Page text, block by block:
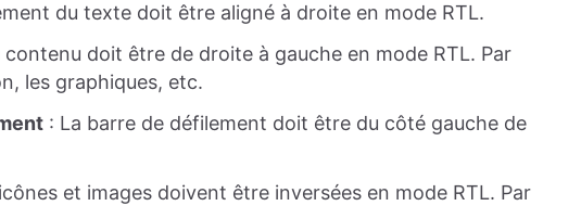
du texte doit être aligné à droite en mode RTL.
contenu doit être de droite à gauche en mode RTL. Par
les graphiques, etc.
: La barre de défilement doit être du côté gauche de
et images doivent être inversées en mode RTL. Par